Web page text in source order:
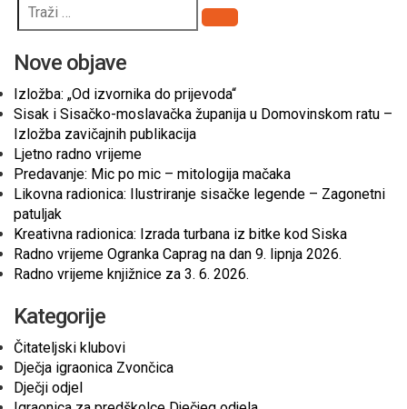
Pretraži
Nove objave
Izložba: „Od izvornika do prijevoda“
Sisak i Sisačko-moslavačka županija u Domovinskom ratu –
Izložba zavičajnih publikacija
Ljetno radno vrijeme
Predavanje: Mic po mic – mitologija mačaka
Likovna radionica: Ilustriranje sisačke legende – Zagonetni
patuljak
Kreativna radionica: Izrada turbana iz bitke kod Siska
Radno vrijeme Ogranka Caprag na dan 9. lipnja 2026.
Radno vrijeme knjižnice za 3. 6. 2026.
Kategorije
Čitateljski klubovi
Dječja igraonica Zvončica
Dječji odjel